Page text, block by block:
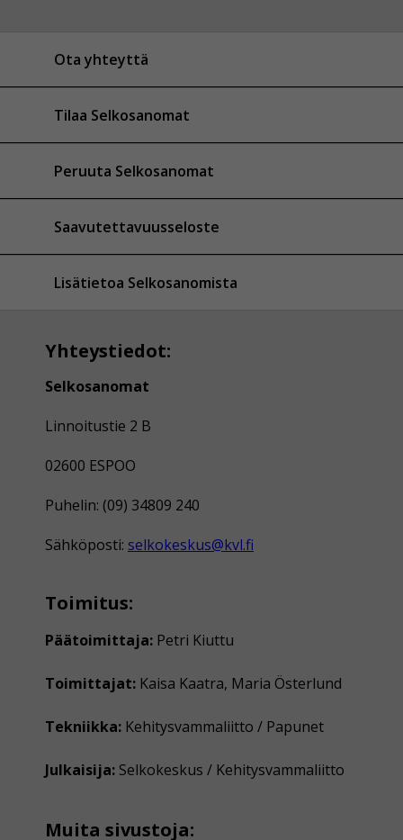
Ota yhteyttä
Tilaa Selkosanomat
Peruuta Selkosanomat
Saavutettavuusseloste
Lisätietoa Selkosanomista
Yhteystiedot:
Selkosanomat
Linnoitustie 2 B
02600 ESPOO
Puhelin: (09) 34809 240
Sähköposti: selkokeskus@kvl.fi
Toimitus:
Päätoimittaja: Petri Kiuttu
Toimittajat: Kaisa Kaatra, Maria Österlund
Tekniikka: Kehitysvammaliitto / Papunet
Julkaisija: Selkokeskus / Kehitysvammaliitto
Muita sivustoja: